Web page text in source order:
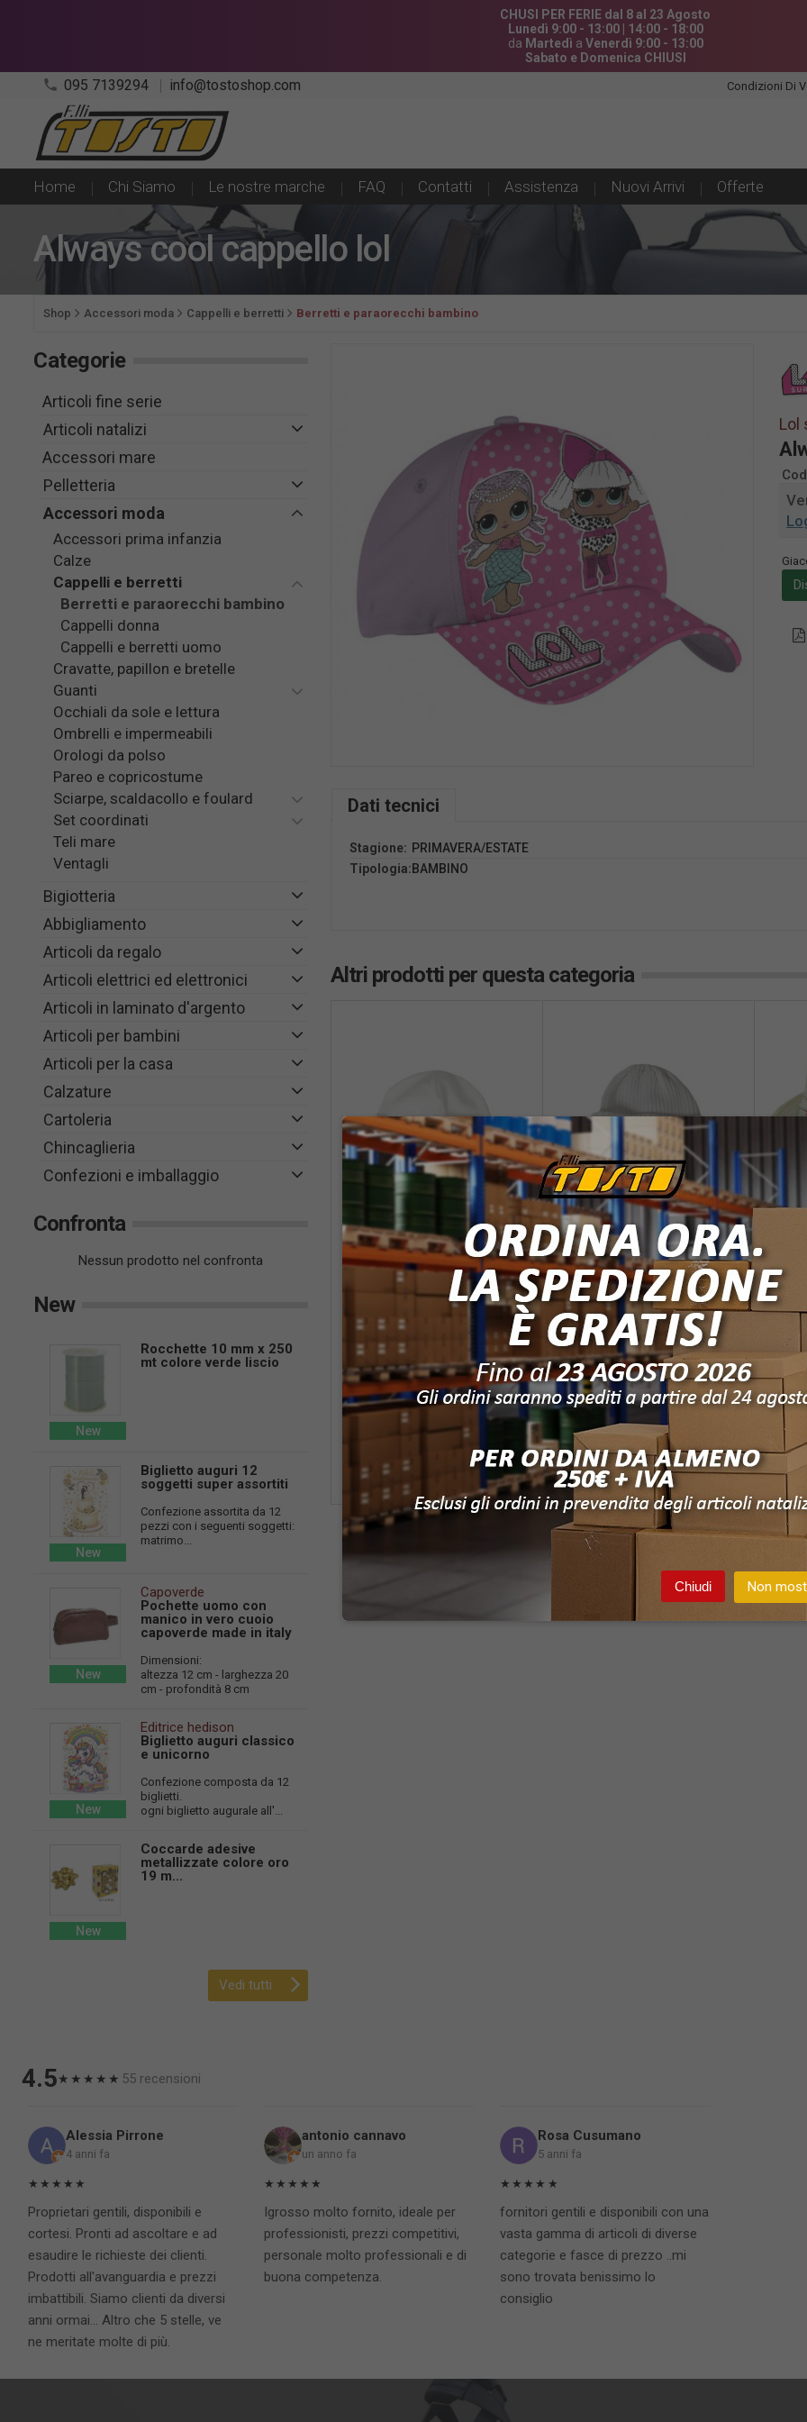
CHUSI PER FERIE dal 8 al 23 Agosto
Lunedì 9:00 - 13:00 | 14:00 - 18:00
da Martedì a Venerdì 9:00 - 13:00
Sabato e Domenica CHIUSI
phone 095 7139294 info@tostoshop.com Condizioni Di
Home Chi Siamo Le nostre marche FAQ Contatti Assistenza Nuovi Arrivi Offerte
Always cool cappello lol
Shop Accessori moda Cappelli e berretti Berretti e paraorecchi bambino
Lol
Dati tecnici
Stagione: PRIMAVERA/ESTATE
Tipologia:BAMBINO
Altri prodotti per questa categoria
TOS-CTB71896
Graziella
Berrettino castagnetto
baby in jersey ricamato
gra...
Vendita riservata per
Login
Registrati
Cod:TOS-MAS90495
Graziella
Berretto castagna baby in
puro cotone graziella
Vendita riservata per
utenti registrati.
LoginoRegistrati
Cod:
Le
Categorie
Articoli fine serie
Articoli natalizi
Accessori mare
Pelletteria
Accessori moda
Accessori prima infanzia
Calze
Cappelli e berretti
Berretti e paraorecchi bambino
Cappelli donna
Cappelli e berretti uomo
Cravatte, papillon e bretelle
Guanti
Occhiali da sole e lettura
Ombrelli e impermeabili
Orologi da polso
Pareo e copricostume
Sciarpe, scaldacollo e foulard
Set coordinati
Teli mare
Ventagli
Bigiotteria
Abbigliamento
Articoli da regalo
Articoli elettrici ed elettronici
Articoli in laminato d'argento
Articoli per bambini
Articoli per la casa
Calzature
Cartoleria
Chincaglieria
Confezioni e imballaggio
Confronta
Nessun prodotto nel confronta
New
New
Rocchette 10 mm x 250
mt colore verde liscio
New
Biglietto auguri 12
soggetti super assortiti
Confezione assortita da 12
pezzi con i seguenti soggetti:
matrimo...
New
Capoverde
Pochette uomo con
manico in vero cuoio
capoverde made in italy
Dimensioni:
altezza 12 cm - larghezza 20
cm - profondità 8 cm
New
Editrice hedison
Biglietto auguri classico
e unicorno
Confezione composta da 12
biglietti.
ogni biglietto augurale all'...
New
Coccarde adesive
metallizzate colore oro
19 m...
Vedi tutti
4.5★★★★★ 55 recensioni
Alessia Pirrone
4 anni fa
★★★★★
Proprietari gentili, disponibili e
cortesi. Pronti ad ascoltare e ad
esaudire le richieste dei clienti.
Prodotti all'avanguardia e prezzi
imbattibili. Siamo clienti da diversi
anni ormai... Altro che 5 stelle, ve
ne meritate molte di più.
antonio cannavo
un anno fa
★★★★★
Igrosso molto fornito, ideale per
professionisti, prezzi competitivi,
personale molto professionali e di
buona competenza.
Rosa Cusumano
5 anni fa
★★★★★
fornitori gentili e disponibili con una
vasta gamma di articoli di diverse
categorie e fasce di prezzo ..mi
sono trovata benissimo lo
consiglio
Chiudi Non